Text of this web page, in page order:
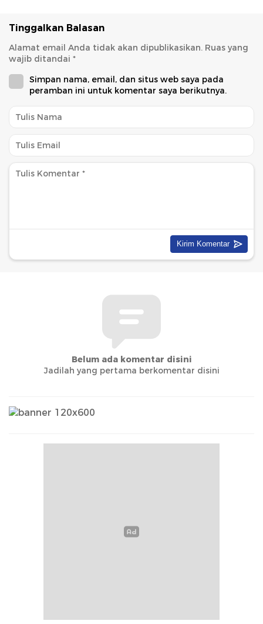
Tinggalkan Balasan
Alamat email Anda tidak akan dipublikasikan. Ruas yang
wajib ditandai *
Simpan nama, email, dan situs web saya pada
peramban ini untuk komentar saya berikutnya.
Belum ada komentar disini
Jadilah yang pertama berkomentar disini